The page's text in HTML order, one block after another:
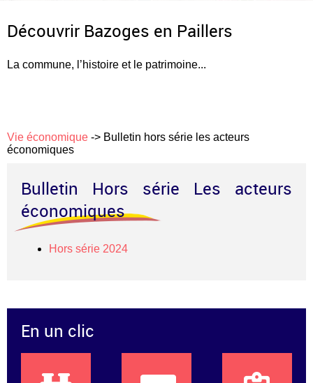
Découvrir Bazoges en Paillers
La commune, l’histoire et le patrimoine...
Vie économique -> Bulletin hors série les acteurs
économiques
Bulletin Hors série Les acteurs
économiques
Hors série 2024
En un clic